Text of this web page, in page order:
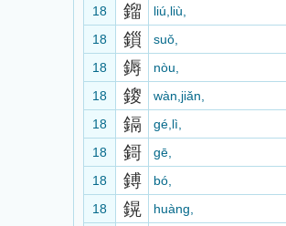
18
鎦
liú,liù,
18
鎻
suǒ,
18
鎒
nòu,
18
鎫
wàn,jiǎn,
18
鎘
gé,lì,
18
鎶
gē,
18
鎛
bó,
18
鎤
huàng,